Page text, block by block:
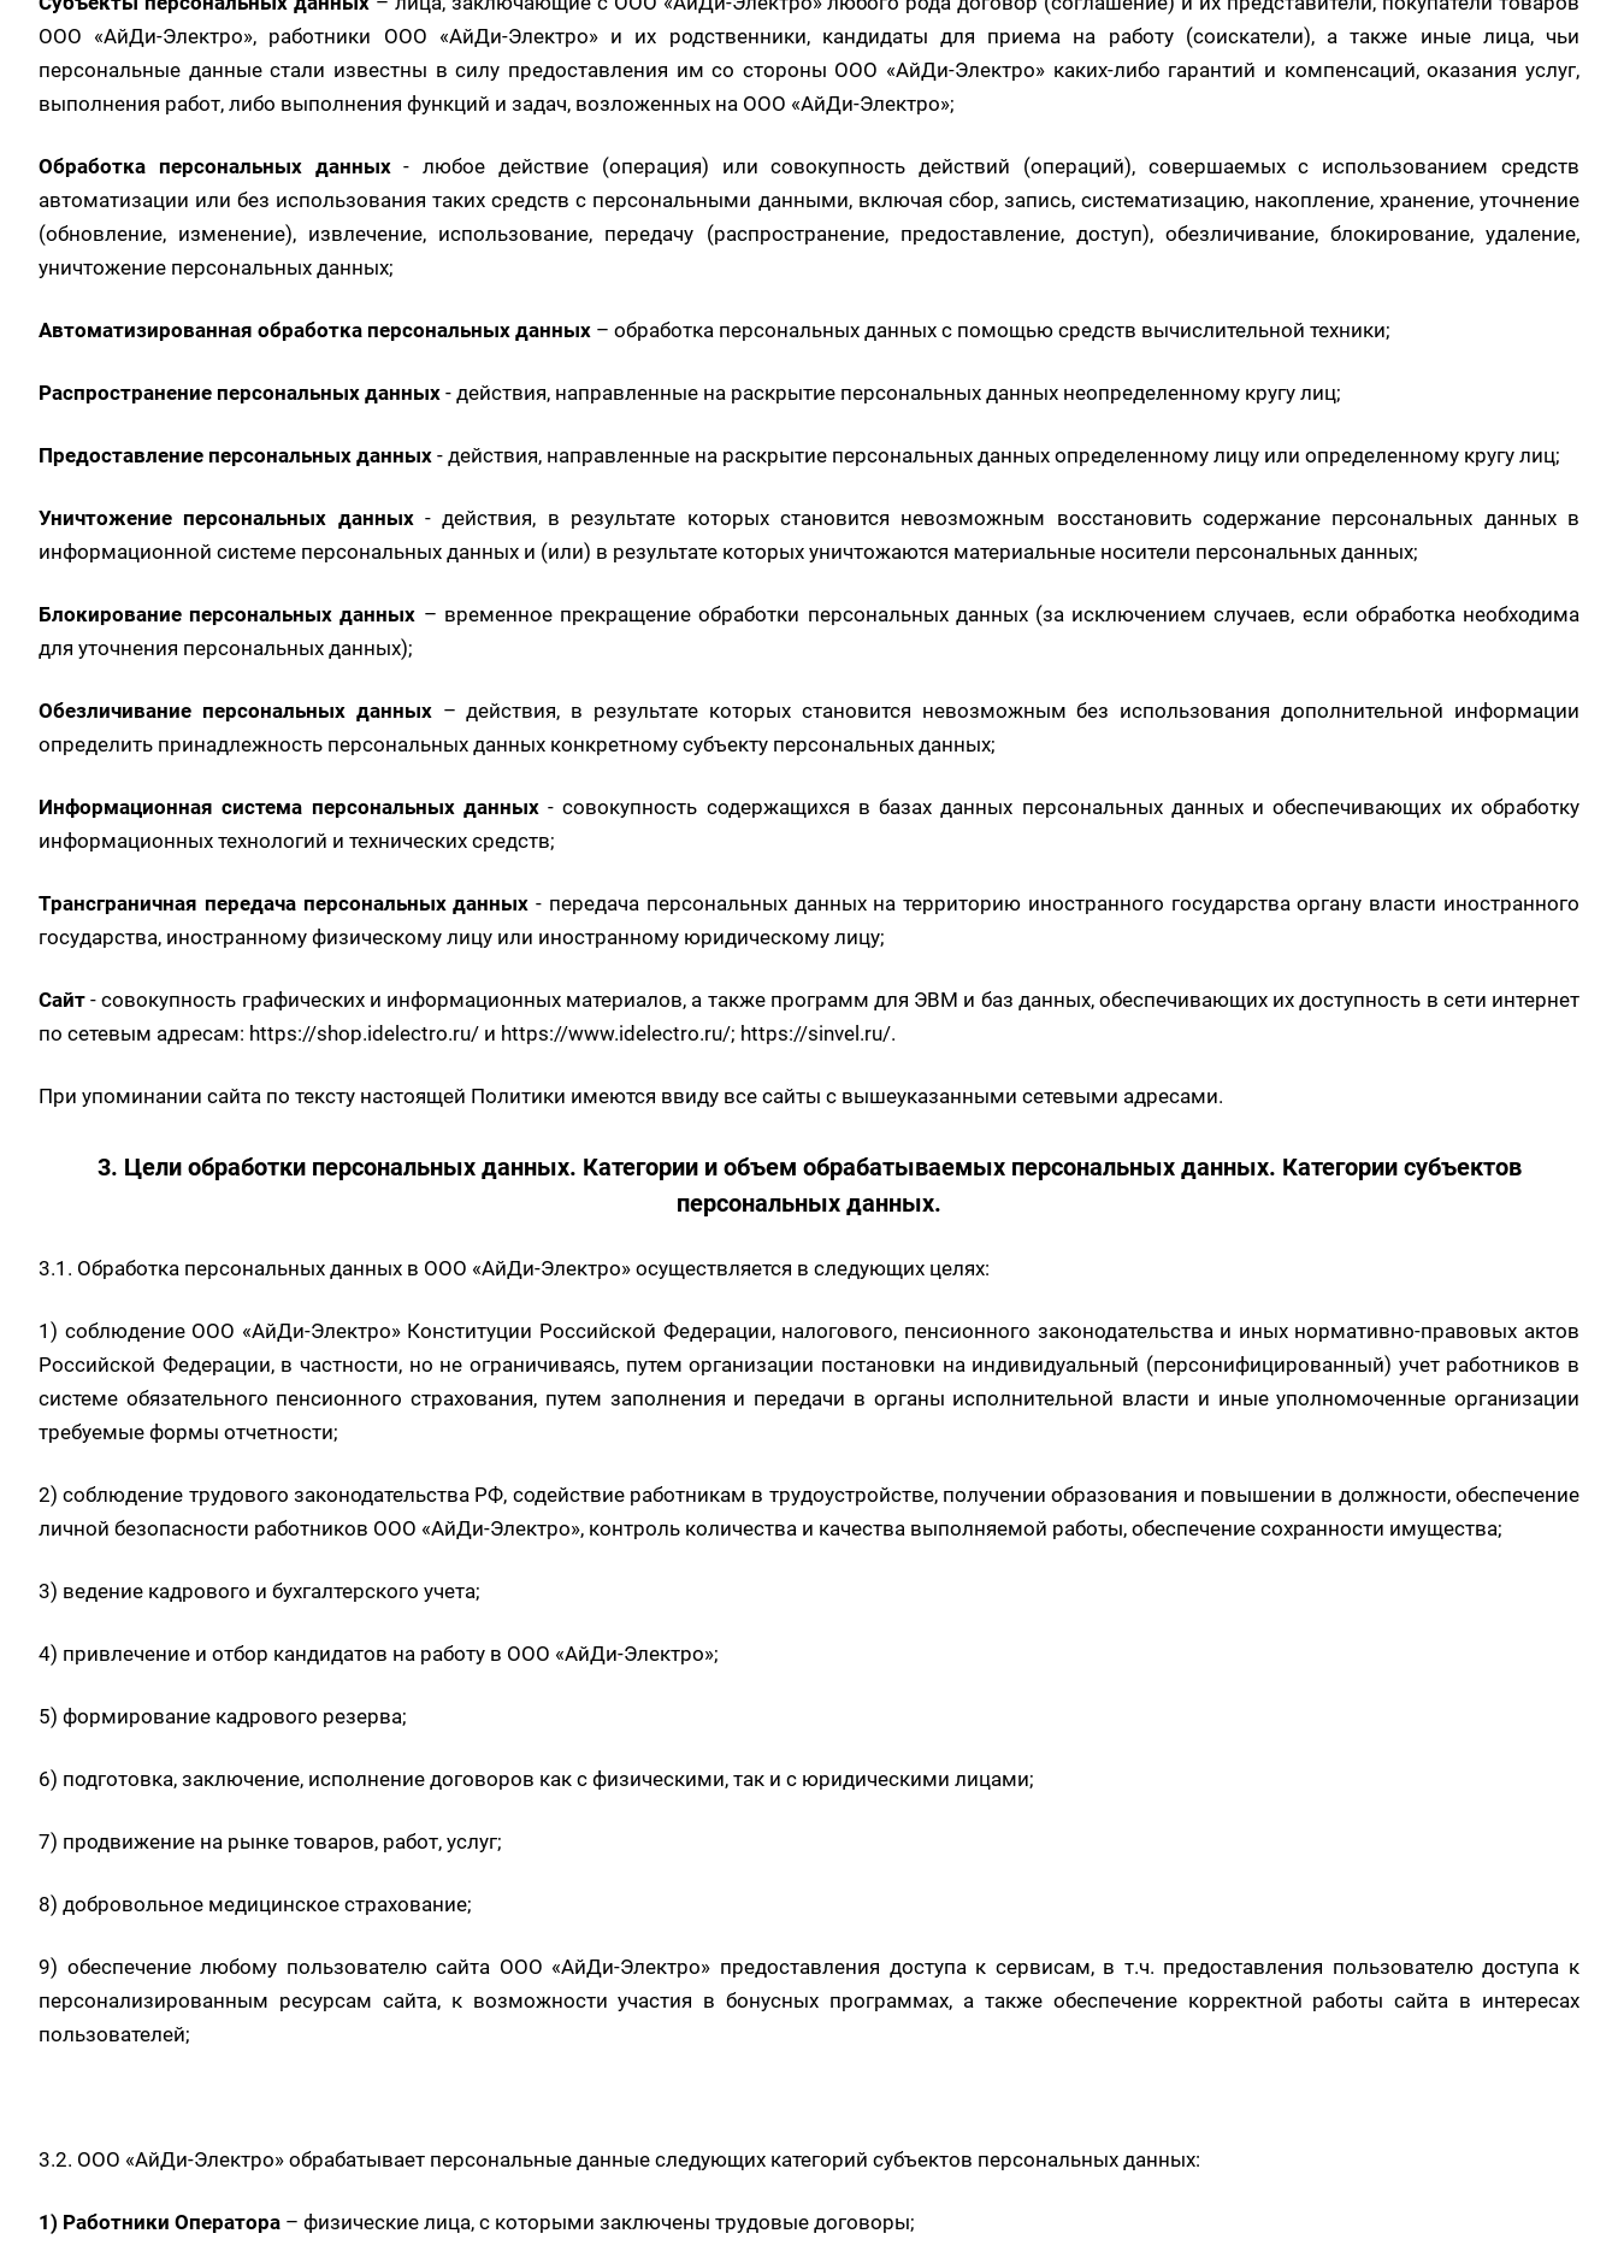
ООО «АйДи-Электро», работники ООО «АйДи-Электро» и их родственники, кандидаты для приема на работу (соискатели), а также иные лица, чьи
персональные данные стали известны в силу предоставления им со стороны ООО «АйДи-Электро» каких-либо гарантий и компенсаций, оказания услуг,
выполнения работ, либо выполнения функций и задач, возложенных на ООО «АйДи-Электро»;
Обработка персональных данных- любое действие (операция) или совокупность действий (операций), совершаемых с использованием средств
автоматизации или без использования таких средств с персональными данными, включая сбор, запись, систематизацию, накопление, хранение, уточнение
(обновление, изменение), извлечение, использование, передачу (распространение, предоставление, доступ), обезличивание, блокирование, удаление,
уничтожение персональных данных;
Автоматизированная обработка персональных данных – обработка персональных данных с помощью средств вычислительной техники;
Распространение персональных данных - действия, направленные на раскрытие персональных данных неопределенному кругу лиц;
Предоставление персональных данных - действия, направленные на раскрытие персональных данных определенному лицу или определенному кругу лиц;
Уничтожение персональных данных- действия, в результате которых становится невозможным восстановить содержание персональных данных в
информационной системе персональных данных и (или) в результате которых уничтожаются материальные носители персональных данных;
Блокирование персональных данных – временное прекращение обработки персональных данных (за исключением случаев, если обработка необходима
для уточнения персональных данных);
Обезличивание персональных данных – действия, в результате которых становится невозможным без использования дополнительной информации
определить принадлежность персональных данных конкретному субъекту персональных данных;
Информационная система персональных данных- совокупность содержащихся в базах данных персональных данных и обеспечивающих их обработку
информационных технологий и технических средств;
Трансграничная передача персональных данных- передача персональных данных на территорию иностранного государства органу власти иностранного
государства, иностранному физическому лицу или иностранному юридическому лицу;
Сайт - совокупность графических и информационных материалов, а также программ для ЭВМ и баз данных, обеспечивающих их доступность в сети интернет
по сетевым адресам: https://shop.idelectro.ru/ и https://www.idelectro.ru/; https://sinvel.ru/.
При упоминании сайта по тексту настоящей Политики имеются ввиду все сайты с вышеуказанными сетевыми адресами.
3. Цели обработки персональных данных. Категории и объем обрабатываемых персональных данных. Категории субъектов
персональных данных.
3.1. Обработка персональных данных в ООО «АйДи-Электро» осуществляется в следующих целях:
1) соблюдение ООО «АйДи-Электро» Конституции Российской Федерации, налогового, пенсионного законодательства и иных нормативно-правовых актов
Российской Федерации, в частности, но не ограничиваясь, путем организации постановки на индивидуальный (персонифицированный) учет работников в
системе обязательного пенсионного страхования, путем заполнения и передачи в органы исполнительной власти и иные уполномоченные организации
требуемые формы отчетности;
2) соблюдение трудового законодательства РФ, содействие работникам в трудоустройстве, получении образования и повышении в должности, обеспечение
личной безопасности работников ООО «АйДи-Электро», контроль количества и качества выполняемой работы, обеспечение сохранности имущества;
3) ведение кадрового и бухгалтерского учета;
4) привлечение и отбор кандидатов на работу в ООО «АйДи-Электро»;
5) формирование кадрового резерва;
6) подготовка, заключение, исполнение договоров как с физическими, так и с юридическими лицами;
7) продвижение на рынке товаров, работ, услуг;
8) добровольное медицинское страхование;
9) обеспечение любому пользователю сайта ООО «АйДи-Электро» предоставления доступа к сервисам, в т.ч. предоставления пользователю доступа к
персонализированным ресурсам сайта, к возможности участия в бонусных программах, а также обеспечение корректной работы сайта в интересах
пользователей;
3.2. ООО «АйДи-Электро» обрабатывает персональные данные следующих категорий субъектов персональных данных:
1) Работники Оператора – физические лица, с которыми заключены трудовые договоры;